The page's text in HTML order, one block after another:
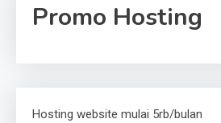
Promo Hosting
Hosting website mulai 5rb/bulan